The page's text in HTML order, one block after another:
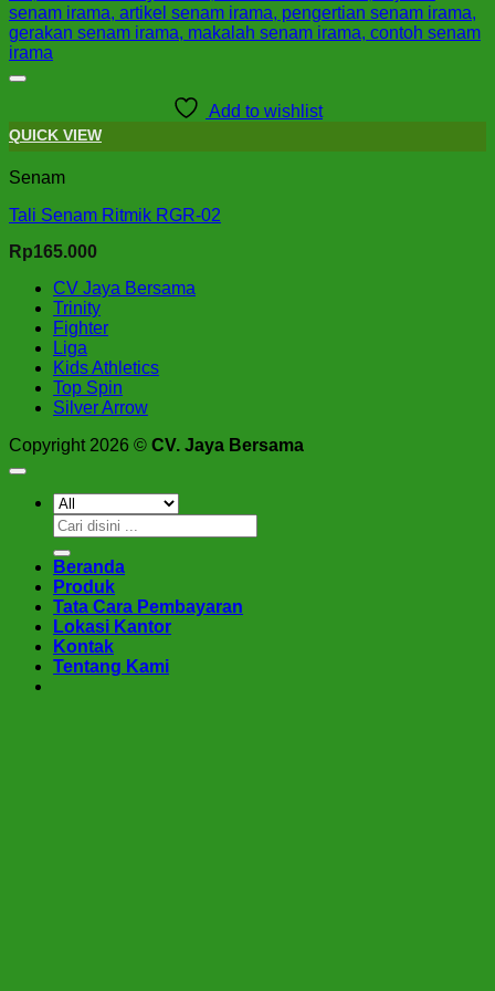
Add to wishlist
QUICK VIEW
Senam
Tali Senam Ritmik RGR-02
Rp165.000
CV Jaya Bersama
Trinity
Fighter
Liga
Kids Athletics
Top Spin
Silver Arrow
Copyright 2026 © CV. Jaya Bersama
Pencarian
untuk:
Beranda
Produk
Tata Cara Pembayaran
Lokasi Kantor
Kontak
Tentang Kami